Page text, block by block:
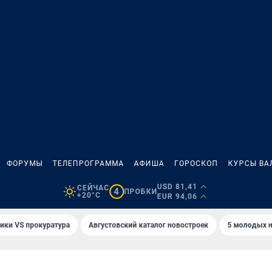
ФОРУМЫ ТЕЛЕПРОГРАММА АФИША ГОРОСКОП КУРСЫ
СЕЙЧАС
+20°C
4 ПРОБКИ
USD 81,41
EUR 94,06
VS прокуратура Августовский каталог новостроек 5 молодых